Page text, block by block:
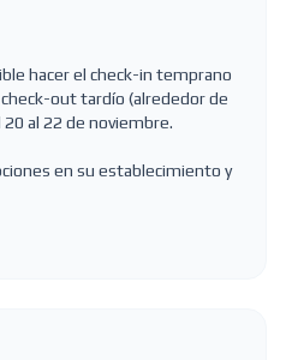
hacer el check-in temprano
out tardío (alrededor de
20 al 22 de noviembre.
en su establecimiento y